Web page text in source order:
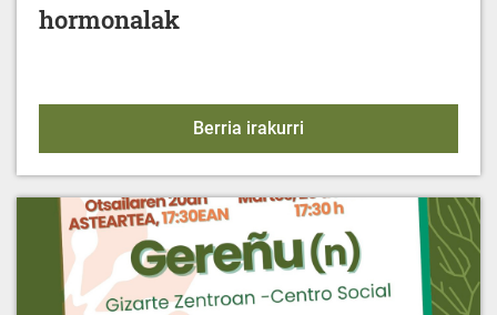
hormonalak
Berria irakurri